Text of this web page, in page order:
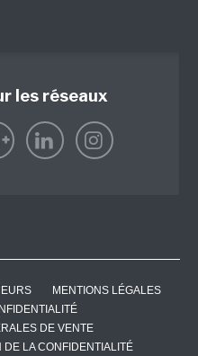
les réseaux
MENTIONS LÉGALES
DE VENTE
DE LA CONFIDENTIALITÉ